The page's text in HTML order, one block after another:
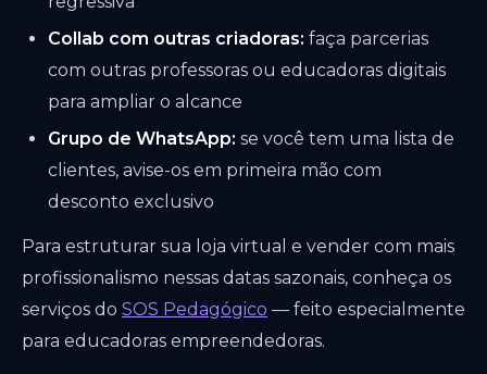
Collab com outras criadoras: faça parcerias
com outras professoras ou educadoras digitais
para ampliar o alcance
Grupo de WhatsApp: se você tem uma lista de
clientes, avise-os em primeira mão com
desconto exclusivo
Para estruturar sua loja virtual e vender com mais
profissionalismo nessas datas sazonais, conheça os
serviços do SOS Pedagógico — feito especialmente
para educadoras empreendedoras.